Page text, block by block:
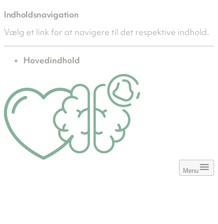
Indholdsnavigation
Vælg et link for at navigere til det respektive indhold.
gå til
Hovedindhold
Menu